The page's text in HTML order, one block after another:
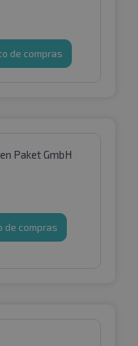
de compras
Paket GmbH
de compras